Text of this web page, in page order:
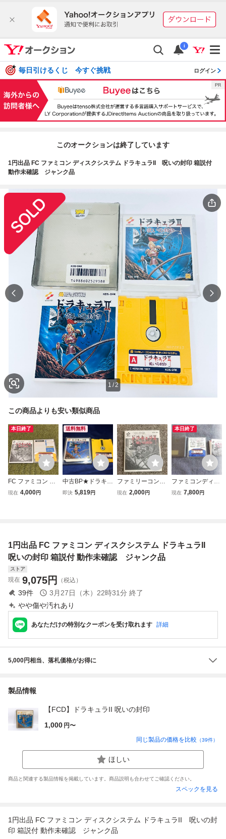
i
毎日引けるくじ 今すぐ挑戦 ログイン
このオークションは終了しています
1円出品 FC ファミコン ディスクシステム ドラキュラII 呪いの封印 箱説付
動作未確認 ジャンク品
1 /2
この商品よりも安い類似商品
本日終了
FC ファミコン デ
ィスクシステム ド
現在 4,000円
送料無料
中古BP★ドラキュ
ラ2 呪いの封印★
即決 5,819円
ファミリーコンピ
ュータ ファミコン
レトロ 当時物
現在 2,000円
本日終了
ファミコンディス
クシステム FC ド
現在 7,800円
1円出品 FC ファミコン ディスクシステム ドラキュラII
呪いの封印 箱説付 動作未確認 ジャンク品
ストア
現在 9,075円 （税込）
39件 3月27日（木）22時31分 終了
やや傷や汚れあり
あなただけの特別なクーポンを受け取れます 詳細
5,000円相当、落札価格がお得に
製品情報
【FCD】ドラキュラII 呪いの封印
1,000 円〜
同じ製品の価格を比較 （39件）
ほしい
商品と関連する製品情報を掲載しています。商品説明も合わせてご確認ください。
スペックを見る
1円出品 FC ファミコン ディスクシステム ドラキュラII 呪いの封
印 箱説付 動作未確認 ジャンク品